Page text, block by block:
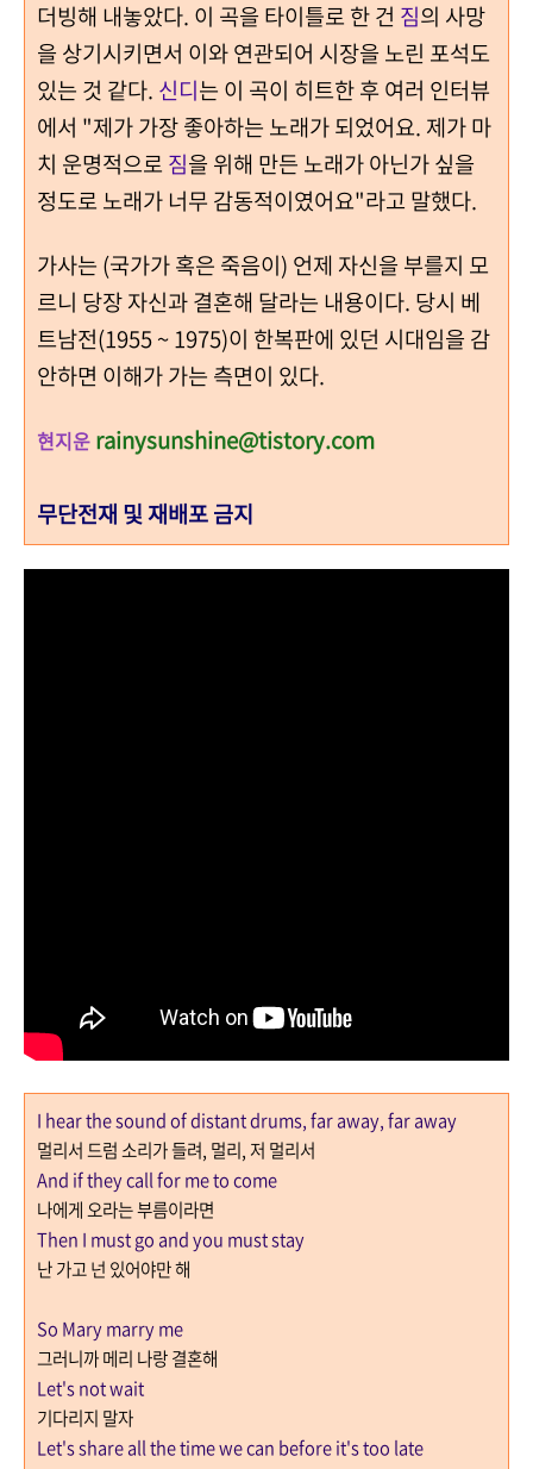
더빙해 내놓았다. 이 곡을 타이틀로 한 건 짐의 사망
을 상기시키면서 이와 연관되어 시장을 노린 포석도
있는 것 같다. 신디는 이 곡이 히트한 후 여러 인터뷰
에서 "제가 가장 좋아하는 노래가 되었어요. 제가 마
치 운명적으로짐을 위해 만든 노래가 아닌가 싶을
정도로 노래가 너무 감동적이였어요"라고 말했다.
가사는 (국가가 혹은 죽음이) 언제 자신을 부를지 모
르니 당장 자신과 결혼해 달라는 내용이다. 당시 베
트남전(1955 ~ 1975)이 한복판에 있던 시대임을 감
안하면 이해가 가는 측면이 있다.
현지운 rainysunshine@tistory.com
무단전재 및 재배포 금지
I hear the sound of distant drums, far away, far away
멀리서 드럼 소리가 들려, 멀리, 저 멀리서
And if they call for me to come
나에게 오라는 부름이라면
Then I must go and you must stay
난 가고 넌 있어야만 해
So Mary marry me
그러니까 메리 나랑 결혼해
Let's not wait
기다리지 말자
Let's share all the time we can before it's too late